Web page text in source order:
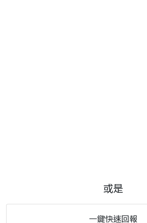
或是
一鍵快速回報